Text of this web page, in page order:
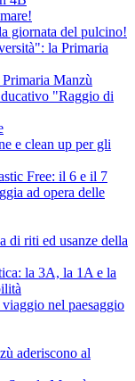
giornata del pulcino!
la Primaria
Manzù
"Raggio di
e clean up per gli
Free: il 6 e il 7
ad opera delle
di riti ed usanze della
la 3A, la 1A e la
nel paesaggio
aderiscono al